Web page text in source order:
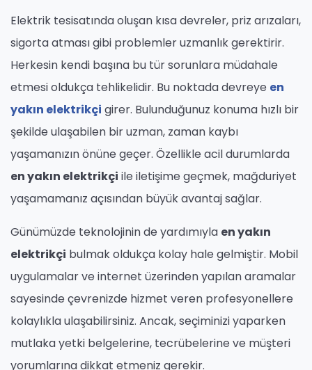
Elektrik tesisatında oluşan kısa devreler, priz arızaları,
sigorta atması gibi problemler uzmanlık gerektirir.
Herkesin kendi başına bu tür sorunlara müdahale
etmesi oldukça tehlikelidir. Bu noktada devreye en
yakın elektrikçi girer. Bulunduğunuz konuma hızlı bir
şekilde ulaşabilen bir uzman, zaman kaybı
yaşamanızın önüne geçer. Özellikle acil durumlarda
en yakın elektrikçi ile iletişime geçmek, mağduriyet
yaşamamanız açısından büyük avantaj sağlar.
Günümüzde teknolojinin de yardımıyla en yakın
elektrikçi bulmak oldukça kolay hale gelmiştir. Mobil
uygulamalar ve internet üzerinden yapılan aramalar
sayesinde çevrenizde hizmet veren profesyonellere
kolaylıkla ulaşabilirsiniz. Ancak, seçiminizi yaparken
mutlaka yetki belgelerine, tecrübelerine ve müşteri
yorumlarına dikkat etmeniz gerekir.